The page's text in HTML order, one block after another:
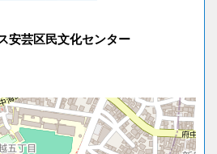
安芸区民文化センター